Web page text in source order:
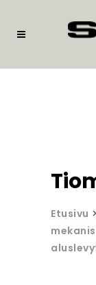
Etusivu >